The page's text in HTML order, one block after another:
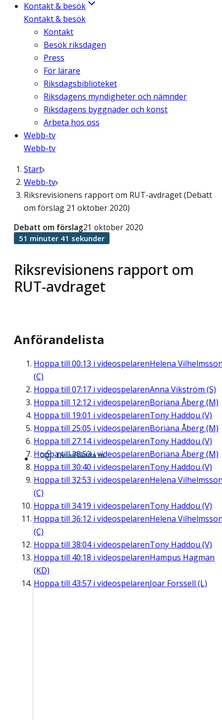
Kontakt & besök
Kontakt & besök
Kontakt
Besök riksdagen
Press
För lärare
Riksdagsbiblioteket
Riksdagens myndigheter och nämnder
Riksdagens byggnader och konst
Arbeta hos oss
Webb-tv
Webb-tv
Start
Webb-tv
Riksrevisionens rapport om RUT-avdraget (Debatt
om förslag 21 oktober 2020)
Riksrevisionens rapport om
RUT-avdraget
Debatt om förslag21 oktober 2020
51 minuter 41 sekunder
Anförandelista
Hoppa till 00:13 i videospelarenHelena
(C)
Hoppa till 07:17 i videospelarenAnna Vikström (S)
Hoppa till 12:12 i videospelarenBoriana Åberg (M)
Hoppa till 19:01 i videospelarenTony Haddou (V)
Hoppa till 25:05 i videospelarenBoriana Åberg (M)
Hoppa till 27:14i videospelarenTony Haddou (V)
Hoppa till28:53i videospelarenBoriana Åberg (M)
Hoppa till 30:40 i videospelarenTony Haddou (V)
Hoppa till 32:53 i videospelarenHelena
(C)
Hoppa till 34:19 i videospelarenTony Haddou (V)
Hoppa till 36:12 i videospelarenHelena
(C)
Hoppa till 38:04i videospelarenTony Haddou (V)
Hoppa till 40:18 i videospelarenHampus Hagman
(KD)
Hoppa till 43:57 i videospelarenJoar Forssell (L)
Dela/Bädda in